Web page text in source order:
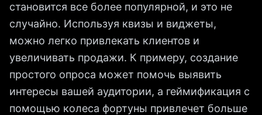
становится все более популярной, и это не
случайно. Используя квизы и виджеты,
можно легко привлекать клиентов и
увеличивать продажи. К примеру, создание
простого опроса может помочь выявить
интересы вашей аудитории, а геймификация с
помощью колеса фортуны привлечет больше